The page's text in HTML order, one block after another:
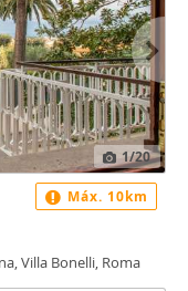
1/20
Villa Bonelli, Roma
Máx. 10km